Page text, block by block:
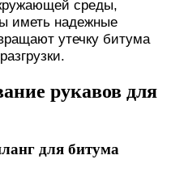
среды,
иметь надежные
утечку битума
рукавов для
для битума